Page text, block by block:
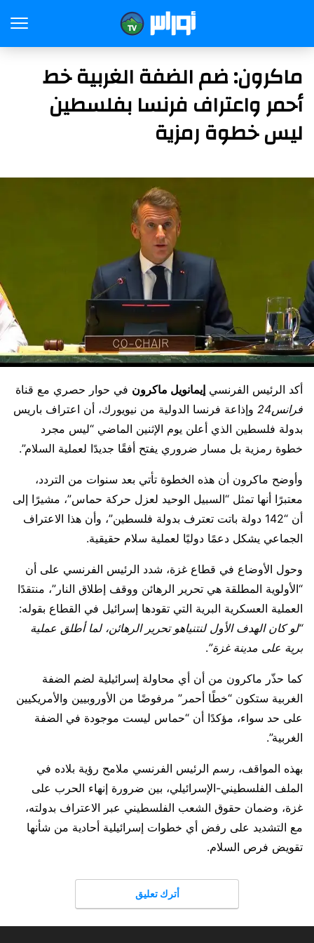
ماكرون: ضم الضفة الغربية خط
أحمر واعتراف فرنسا بفلسطين
ليس خطوة رمزية
أكد الرئيس الفرنسي إيمانويل ماكرون في حوار حصري مع قناة
فرانس24
وإذاعة فرنسا الدولية من نيويورك، أن اعتراف باريس
بدولة فلسطين الذي أعلن يوم الإثنين الماضي “ليس مجرد
خطوة رمزية بل مسار ضروري يفتح أفقًا جديدًا لعملية السلام”.
وأوضح ماكرون أن هذه الخطوة تأتي بعد سنوات من التردد،
معتبرًا أنها تمثل “السبيل الوحيد لعزل حركة حماس”، مشيرًا إلى
أن “142 دولة باتت تعترف بدولة فلسطين”، وأن هذا الاعتراف
الجماعي يشكل دعمًا دوليًا لعملية سلام حقيقية.
وحول الأوضاع في قطاع غزة، شدد الرئيس الفرنسي على أن
“الأولوية المطلقة هي تحرير الرهائن ووقف إطلاق النار”، منتقدًا
العملية العسكرية البرية التي تقودها إسرائيل في القطاع بقوله:
“لو كان الهدف الأول لنتنياهو تحرير الرهائن، لما أطلق عملية
برية على مدينة غزة”.
كما حذّر ماكرون من أن أي محاولة إسرائيلية لضم الضفة
الغربية ستكون “خطًا أحمر” مرفوضًا من الأوروبيين والأمريكيين
على حد سواء، مؤكدًا أن “حماس ليست موجودة في الضفة
الغربية”.
بهذه المواقف، رسم الرئيس الفرنسي ملامح رؤية بلاده في
الملف الفلسطيني-الإسرائيلي، بين ضرورة إنهاء الحرب على
غزة، وضمان حقوق الشعب الفلسطيني عبر الاعتراف بدولته،
مع التشديد على رفض أي خطوات إسرائيلية أحادية من شأنها
تقويض فرص السلام.
أترك تعليق